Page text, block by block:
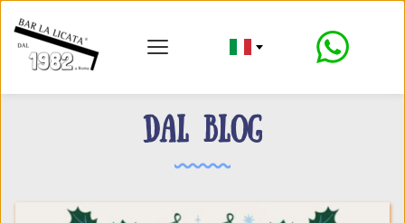
DAL BLOG